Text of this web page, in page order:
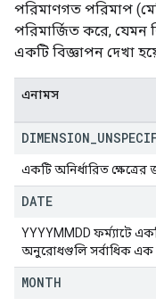
পরিমাণগত পরিমাপ
পরিমার্জিত করে, যেমন
একটি বিজ্ঞাপন দেখা
এনামস
DIMENSION
একটি অনির্ধারিত
DATE
YYYYMMDD ফর্ম্যাটে
অনুরোধগুলি সর্বাধিক এক
MONTH